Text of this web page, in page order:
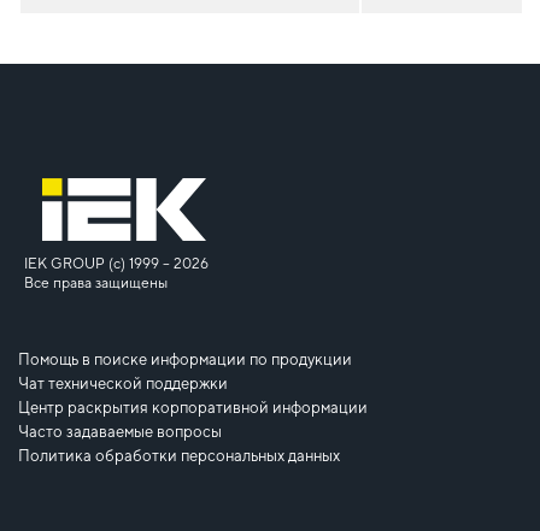
IEK GROUP (c) 1999 – 2026
Все права защищены
Помощь в поиске информации по продукции
Чат технической поддержки
Центр раскрытия корпоративной информации
Часто задаваемые вопросы
Политика обработки персональных данных